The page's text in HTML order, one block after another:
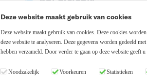
Deze website maakt gebruik van cookies
Deze website maakt gebruik van cookies. Deze cookies
deze website te analyseren. Deze gegevens worden gedeeld
hebben verzameld. Door verder te gaan op deze website geeft
Noodzakelijk Voorkeuren Statistieken